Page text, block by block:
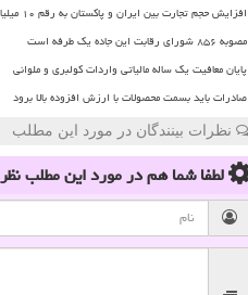
افزایش حجم تجارت بین ایران و پاکستان به رقم ۱۰ میلیارد دلار
مصوبه ۸۵۶ شورای رقابت این جاده یک طرفه است
پایان معافیت یک ساله مالیاتی واردات کولبری و ملوانی
صادرات باید بسمت محصولات با ارزش افزوده بالا برود
نظرات بینندگان در مورد این مطلب
لطفا شما همدر مورد این مطلب